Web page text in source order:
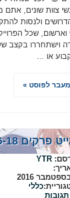
צוות שונים, אתם
ולנסות
וארשום, שכל
וישתחררו בקצב
או ...
מעבר לפוסט »
פרקים 16-18
YTR
כללי